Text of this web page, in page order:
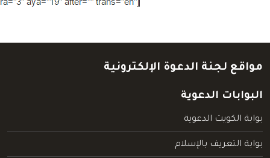
مواقع لجنة الدعوة الإلكترونية
البوابات الدعوية
بوابة الكويت الدعوية
بوابة التعريف بالإسلام